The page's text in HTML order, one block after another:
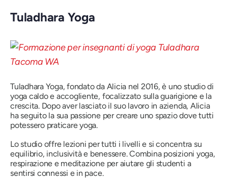
Tuladhara Yoga
Tuladhara Yoga, fondato da Alicia nel 2016, è uno studio di
yoga caldo e accogliente, focalizzato sulla guarigione e la
crescita. Dopo aver lasciato il suo lavoro in azienda, Alicia
ha seguito la sua passione per creare uno spazio dove tutti
potessero praticare yoga.
Lo studio offre lezioni per tutti i livelli e si concentra su
equilibrio, inclusività e benessere. Combina posizioni yoga,
respirazione e meditazione per aiutare gli studenti a
sentirsi connessi e in pace.